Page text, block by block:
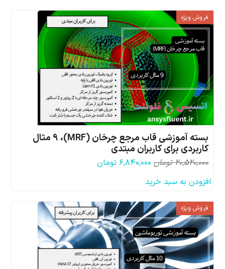
فروش ویژه
بسته آموزشی قاب مرجع چرخان (MRF)، 9 مثال
کاربردی برای کاربران مبتدی
۲۰,۵۲۰,۰۰۰ تومان قیمت
۶,۸۴۰,۰۰۰ تومانقیمت
افزودن به سبد خرید
فروش ویژه